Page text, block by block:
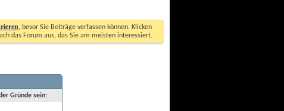
, bevor Sie Beiträge verfassen können. Klicken
das Forum aus, das Sie am meisten interessiert.
Gründe sein: